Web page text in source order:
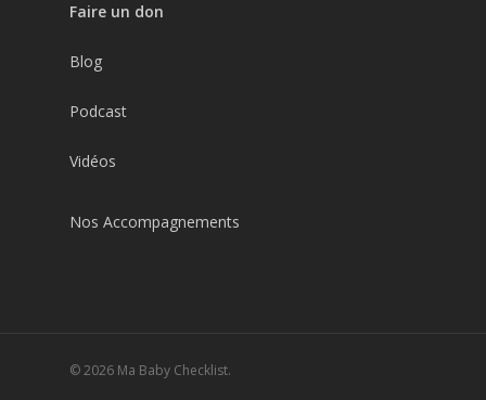
Faire un don
Blog
Podcast
Vidéos
Nos Accompagnements
© 2026 Ma Baby Checklist.